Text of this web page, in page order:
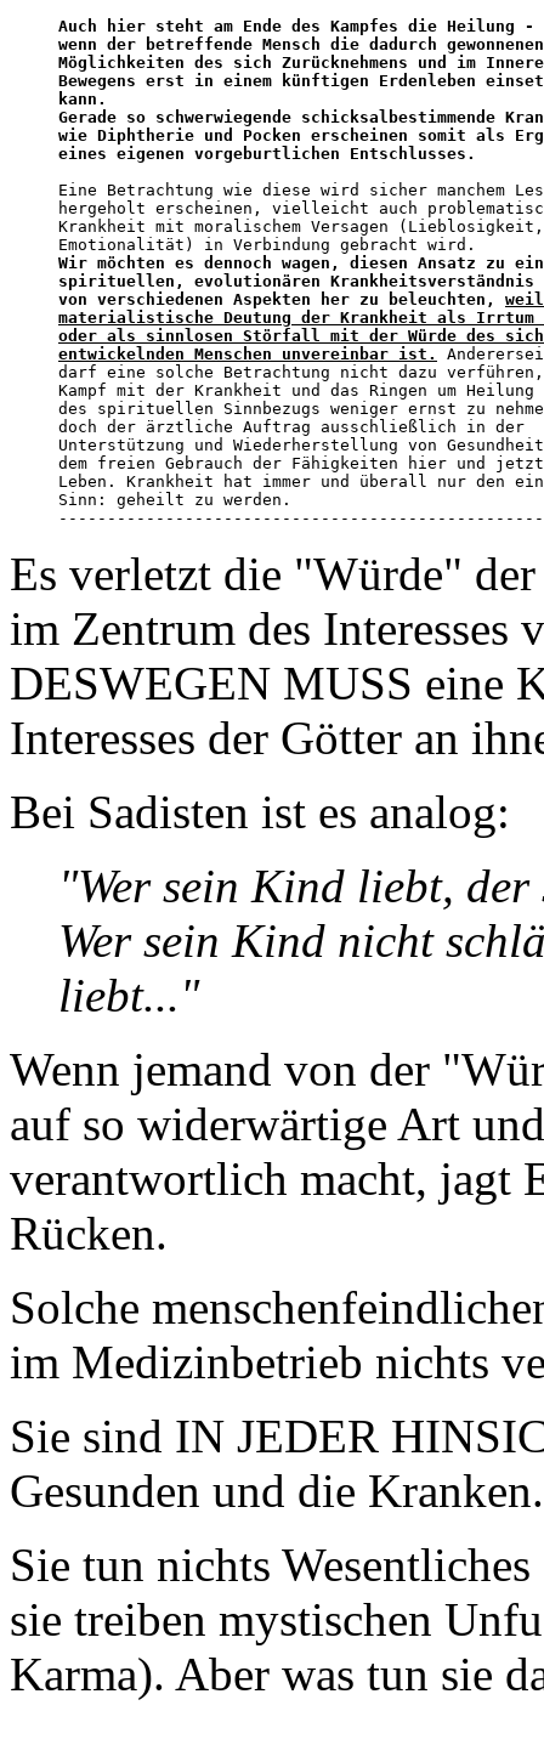
Auch hier steht am Ende des Kampfes die Heilung
wenn der betreffende Mensch die dadurch
Möglichkeiten des sich Zurücknehmens und im
Bewegens erst in einem künftigen Erdenleben
kann.
Gerade so schwerwiegende schicksalbestimmende
wie Diphtherie und Pocken erscheinen somit als
eines eigenen vorgeburtlichen Entschlusses.
Eine Betrachtung wie diese wird sicher manchem
hergeholt erscheinen, vielleicht auch
Krankheit mit moralischem Versagen
Wir möchten es dennoch wagen, diesen Ansatz zu
spirituellen, evolutionären Krankheitsverständnis
von verschiedenen Aspekten her zu beleuchten,
materialistische Deutung der Krankheit als
oder als sinnlosen Störfall mit der Würde des
entwickelnden Menschen unvereinbar ist.
darf eine solche Betrachtung nicht dazu
Kampf mit der Krankheit und das Ringen um
des spirituellen Sinnbezugs weniger ernst zu
doch der ärztliche Auftrag ausschließlich in der
Unterstützung und Wiederherstellung von
dem freien Gebrauch der Fähigkeiten hier und
Leben. Krankheit hat immer und überall nur den
Sinn: geheilt zu werden.
Es verletzt die "Würde"
im Zentrum des Interesses
DESWEGEN MUSS eine
Interesses der Götter an
Bei Sadisten ist es analog:
"Wer sein Kind liebt, der
Wer sein Kind nicht
liebt..."
Wenn jemand von der
auf so widerwärtige Art
verantwortlich macht, jagt
Rücken.
Solche
im Medizinbetrieb nichts
Sie sind IN JEDER
Gesunden und die Kranken.
Sie tun nichts
sie treiben mystischen
Karma). Aber was tun sie